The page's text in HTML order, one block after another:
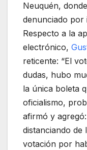
Neuquén,
denunciado por
Respecto a la
electrónico,
reticente: “El
dudas, hubo
la única boleta
oficialismo,
afirmó y
distanciando de
votación por